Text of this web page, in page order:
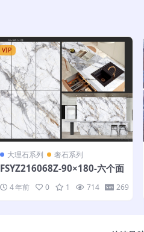
VIP
大理石系列 奢石系列
FSYZ216068Z-90×180-六个面
4 年前 0 1 714 269